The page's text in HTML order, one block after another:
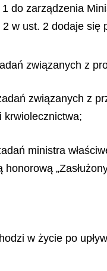
1 do zarządzenia
w ust. 2 dodaje się
związanych z
związanych z
krwiolecznictwa;
ministra
honorową
w życie po